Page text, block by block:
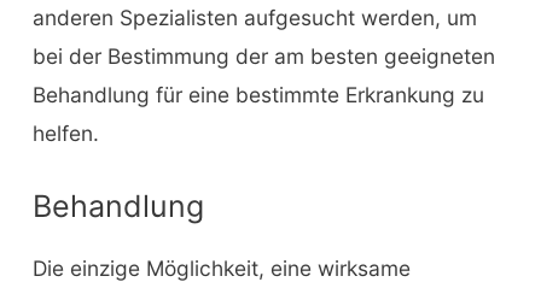
anderen Spezialisten aufgesucht werden, um
bei der Bestimmung der am besten geeigneten
Behandlung für eine bestimmte Erkrankung zu
helfen.
Behandlung
Die einzige Möglichkeit, eine wirksame